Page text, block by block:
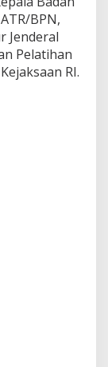
BPN,
Jenderal
Pelatihan
RI.